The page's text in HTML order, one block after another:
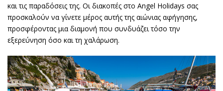
και τις παραδόσεις της. Οι διακοπές στο Angel Holidays σας
προσκαλούν να γίνετε μέρος αυτής της αιώνιας αφήγησης,
προσφέροντας μια διαμονή που συνδυάζει τόσο την
εξερεύνηση όσο και τη χαλάρωση.